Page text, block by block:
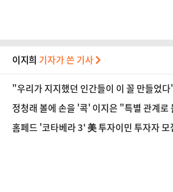
이지희 기자가 쓴 기사
"우리가 지지했던 인간들이 이 꼴 만들었
정청래 볼에 손을 '콕' 이지은 "특별 관계로
홈페드 '코타베라 3' 美 투자이민 투자자 모